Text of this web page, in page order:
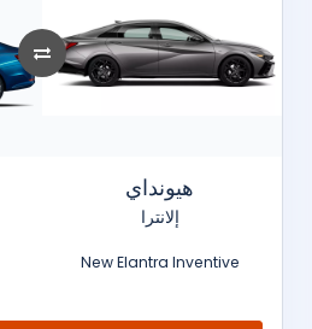
هيونداي
إلانترا
New Elantra Inventive